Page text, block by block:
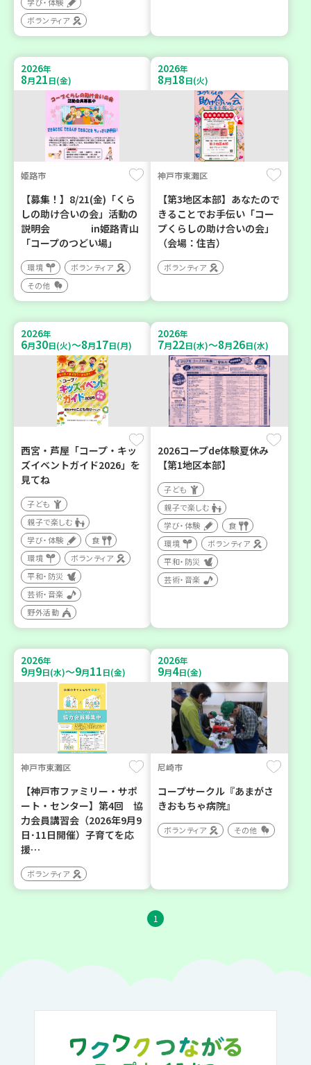
学び・体験
ボランティア
2026年
8月21日(金)
姫路市
【募集！】8/21(金)「くら
しの助け合いの会」活動の
説明会 in姫路青山
「コープのつどい場」
環境
ボランティア
その他
2026年
8月18日(火)
神戸市東灘区
【第3地区本部】あなたので
きることでお手伝い「コー
プくらしの助け合いの会」
（会場：住吉）
ボランティア
2026年
6月30日(火)～8月17日(月)
西宮・芦屋「コープ・キッ
ズイベントガイド2026」を
見てね
子ども
親子で楽しむ
学び・体験
食
環境
ボランティア
平和・防災
芸術・音楽
野外活動
2026年
7月22日(水)～8月26日(水)
2026コープde体験夏休み
【第1地区本部】
子ども
親子で楽しむ
学び・体験
食
環境
ボランティア
平和・防災
芸術・音楽
2026年
9月9日(水)～9月11日(金)
神戸市東灘区
【神戸市ファミリー・サポ
ート・センター】第4回 協
力会員講習会（2026年9月9
日･11日開催）子育てを応
援…
ボランティア
2026年
9月4日(金)
尼崎市
コープサークル『あまがさ
きおもちゃ病院』
ボランティア その他
1